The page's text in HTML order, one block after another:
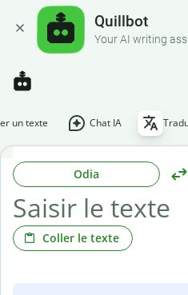
Quillbot
Your AI writing
un texte Chat IA
Odia
Coller le texte